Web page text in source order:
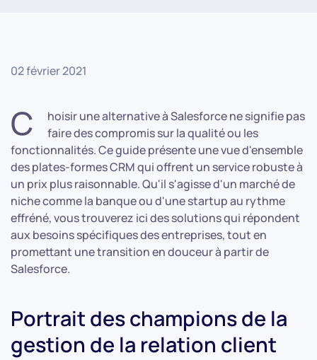
02 février 2021
C
hoisir une alternative à Salesforce ne signifie pas
faire des compromis sur la qualité ou les
fonctionnalités. Ce guide présente une vue d'ensemble
des plates-formes CRM qui offrent un service robuste à
un prix plus raisonnable. Qu'il s'agisse d'un marché de
niche comme la banque ou d'une startup au rythme
effréné, vous trouverez ici des solutions qui répondent
aux besoins spécifiques des entreprises, tout en
promettant une transition en douceur à partir de
Salesforce.
Portrait des champions de la
gestion de la relation client